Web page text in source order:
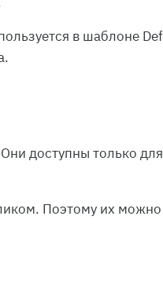
в шаблоне
доступны только
Поэтому их